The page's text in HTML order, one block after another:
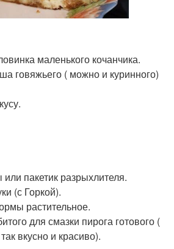
маленького кочанчика.
говяжьего ( можно и куринного)
пакетик разрыхлителя.
(с Горкой).
растительное.
для смазки пирога готового (
вкусно и красиво).